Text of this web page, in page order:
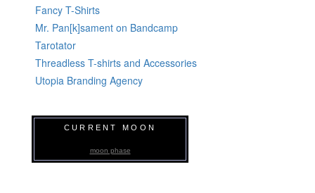
Fancy T-Shirts
Mr. Pan[k]sament on Bandcamp
Tarotator
Threadless T-shirts and Accessories
Utopia Branding Agency
CURRENT MOON
moon phase